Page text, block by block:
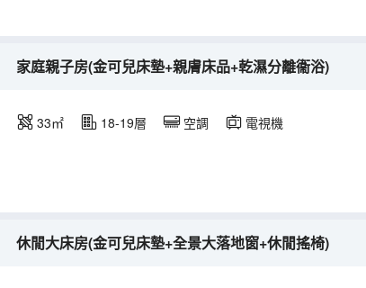
家庭親子房(金可兒床墊+親膚床品+乾濕分離衞浴)
33㎡ 18-19層 空調 電視機
休閒大床房(金可兒床墊+全景大落地窗+休閒搖椅)